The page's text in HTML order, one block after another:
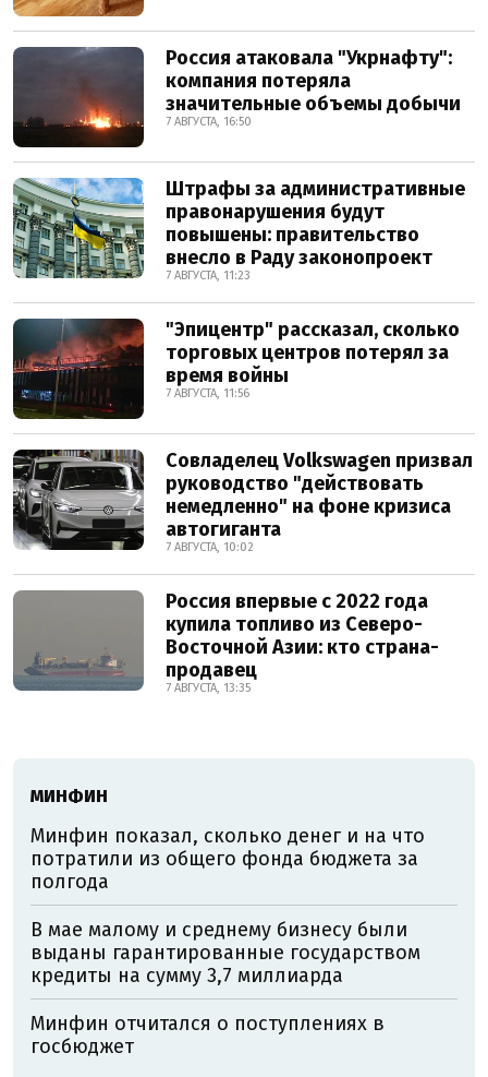
Россия атаковала "Укрнафту":
компания потеряла
значительные объемы добычи
7 АВГУСТА, 16:50
Штрафы за административные
правонарушения будут
повышены: правительство
внесло в Раду законопроект
7 АВГУСТА, 11:23
"Эпицентр" рассказал, сколько
торговых центров потерял за
время войны
7 АВГУСТА, 11:56
Совладелец Volkswagen призвал
руководство "действовать
немедленно" на фоне кризиса
автогиганта
7 АВГУСТА, 10:02
Россия впервые с 2022 года
купила топливо из Северо-
Восточной Азии: кто страна-
продавец
7 АВГУСТА, 13:35
МИНФИН
Минфин показал, сколько денег и на что
потратили из общего фонда бюджета за
полгода
В мае малому и среднему бизнесу были
выданы гарантированные государством
кредиты на сумму 3,7 миллиарда
Минфин отчитался о поступлениях в
госбюджет